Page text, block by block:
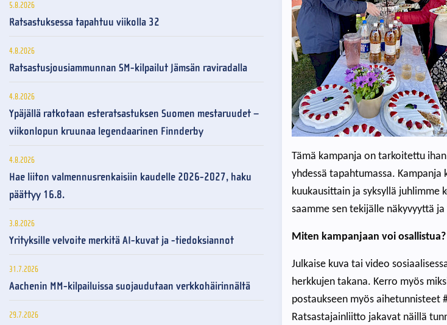
Tämä kampanja on tarkoitettu
yhdessä tapahtumassa.
kuukausittain ja syksyllä juhlimme
saamme sen tekijälle näkyvyyttä
Miten kampanjaan voi osallistua?
Julkaise kuva tai video
herkkujen takana. Kerro myös
postaukseen myös aihetunnisteet
Ratsastajainliitto jakavat näillä
5.8.2026
Ratsastuksessa tapahtuu viikolla 32
4.8.2026
Ratsastusjousiammunnan SM-kilpailut Jämsän raviradalla
4.8.2026
Ypäjällä ratkotaan esteratsastuksen Suomen mestaruudet –
viikonlopun kruunaa legendaarinen Finnderby
4.8.2026
Hae liiton valmennusrenkaisiin kaudelle 2026-2027, haku
päättyy 16.8.
3.8.2026
Yrityksille velvoite merkitä AI-kuvat ja -tiedoksiannot
31.7.2026
Aachenin MM-kilpailuissa suojaudutaan verkkohäirinnältä
29.7.2026